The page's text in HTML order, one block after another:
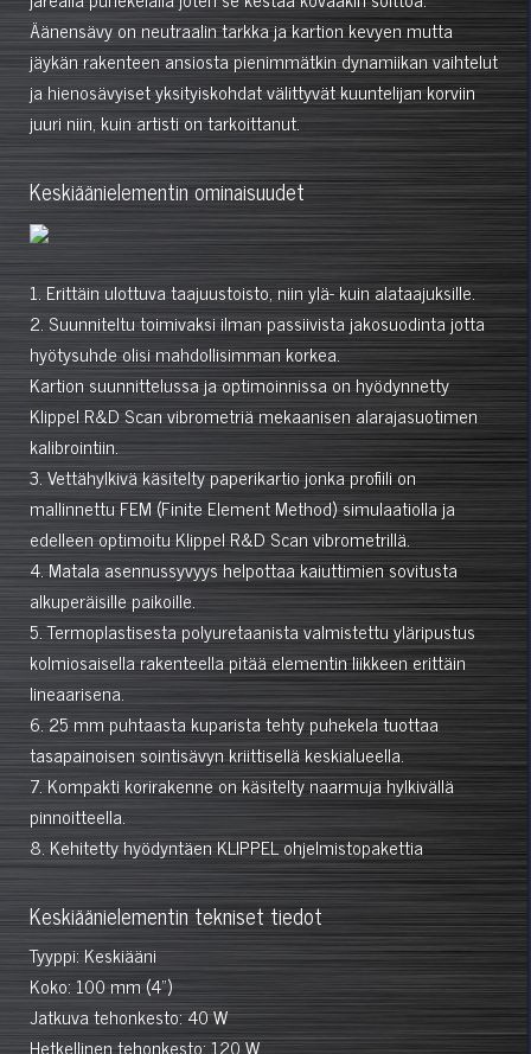
Äänensävy on neutraalin tarkka ja kartion kevyen mutta
jäykän rakenteen ansiosta pienimmätkin dynamiikan vaihtelut
ja hienosävyiset yksityiskohdat välittyvät kuuntelijan korviin
juuri niin, kuin artisti on tarkoittanut.
Keskiäänielementin ominaisuudet
1. Erittäin ulottuva taajuustoisto, niin ylä- kuin alataajuksille.
2. Suunniteltu toimivaksi ilman passiivista jakosuodinta jotta
hyötysuhde olisi mahdollisimman korkea.
Kartion suunnittelussa ja optimoinnissa on hyödynnetty
Klippel R&D Scan vibrometriä mekaanisen alarajasuotimen
kalibrointiin.
3. Vettähylkivä käsitelty paperikartio jonka profiili on
mallinnettu FEM (Finite Element Method) simulaatiolla ja
edelleen optimoitu Klippel R&D Scan vibrometrillä.
4. Matala asennussyvyys helpottaa kaiuttimien sovitusta
alkuperäisille paikoille.
5. Termoplastisesta polyuretaanista valmistettu yläripustus
kolmiosaisella rakenteella pitää elementin liikkeen erittäin
lineaarisena.
6. 25 mm puhtaasta kuparista tehty puhekela tuottaa
tasapainoisen sointisävyn kriittisellä keskialueella.
7. Kompakti korirakenne on käsitelty naarmuja hylkivällä
pinnoitteella.
8. Kehitetty hyödyntäen KLIPPEL ohjelmistopakettia
Keskiäänielementin tekniset tiedot
Tyyppi: Keskiääni
Koko: 100 mm (4")
Jatkuva tehonkesto: 40 W
Hetkellinen tehonkesto: 120 W